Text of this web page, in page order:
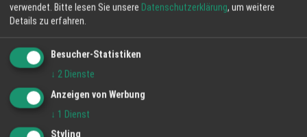
derzeit u.a. wieder auf das ThemaFaszien: myofasziale Diagnostik
und Schmerztherapie insbesondere bei
Rücken-, Schulter- und Nackenbeschwerden sowie bei
Bewegungseinschränkungen in Verbindung mit Fehlhaltungen
und -stellungen des Skeletts und des Gangbildes und
eventuell dadurch (mit)verursachten
schmerzhaften Verspannungen bzw. Verkrampfungen in der
Muskulatur.
verwendet. Bitte lesen Sie unsere Datenschutzerklärung, um weitere
Details zu erfahren.
Besucher-Statistiken
↓ 2 Dienste
Anzeigen von Werbung
↓ 1 Dienst
Styling